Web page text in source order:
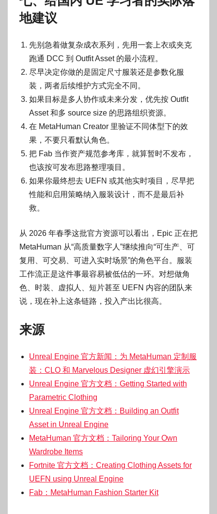
地建议
先别急着做复杂成衣系列，先用一套上衣或夹克
跑通 DCC 到 Outfit Asset 的最小流程。
尽早决定你做的是固定尺寸服装还是参数化服
装，两者后续维护方式完全不同。
如果目标是多人协作或未来分发，优先按 Outfit
Asset 和多 source size 的思路组织资源。
在 MetaHuman Creator 里验证不同体型下的效
果，不要只看默认角色。
把 Fab 当作资产规范参考库，就算暂时不发布，
也该按可发布思路整理项目。
如果你最终想去 UEFN 或其他实时项目，尽早把
性能和启用策略纳入服装设计，而不是最后补
救。
从 2026 年春季这批官方资源可以看出，Epic 正在把
MetaHuman 从“高质量数字人”继续推向“可生产、可
复用、可交易、可进入实时场景”的角色平台。服装
工作流正是这件事最容易被低估的一环。对想做角
色、时装、虚拟人、短片甚至 UEFN 内容的团队来
说，现在补上这条链路，投入产出比很高。
来源
Unreal Engine 官方新闻：为 MetaHuman 定制服
装：CLO 和 Marvelous Designer 虚幻引擎演示
Unreal Engine 官方文档：Getting Started with
Parametric Clothing
Unreal Engine 官方文档：Building an Outfit
Asset in Unreal Engine
MetaHuman 官方文档：Tailoring Your Own
Wardrobe Items
Fortnite 官方文档：Creating Clothing Assets for
UEFN using Unreal Engine
Fab：MetaHuman Fashion Starter Kit